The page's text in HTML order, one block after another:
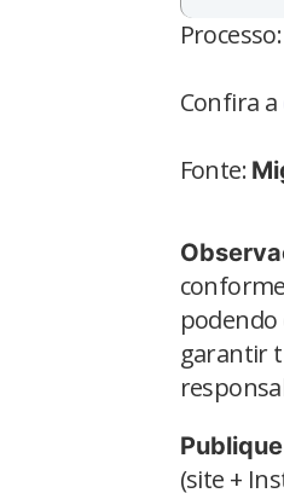
Processo:
Confira a
Fonte:
garantir
(site +